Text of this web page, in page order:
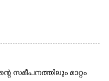
സമീപനത്തിലും മാറ്റം